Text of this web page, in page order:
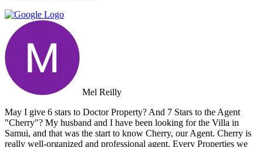
Mel Reilly
May I give 6 stars to Doctor Property? And 7 Stars to the Agent
"Cherry"? My husband and I have been looking for the Villa in
Samui, and that was the start to know Cherry, our Agent. Cherry is
really well-organized and professional agent. Every Properties we